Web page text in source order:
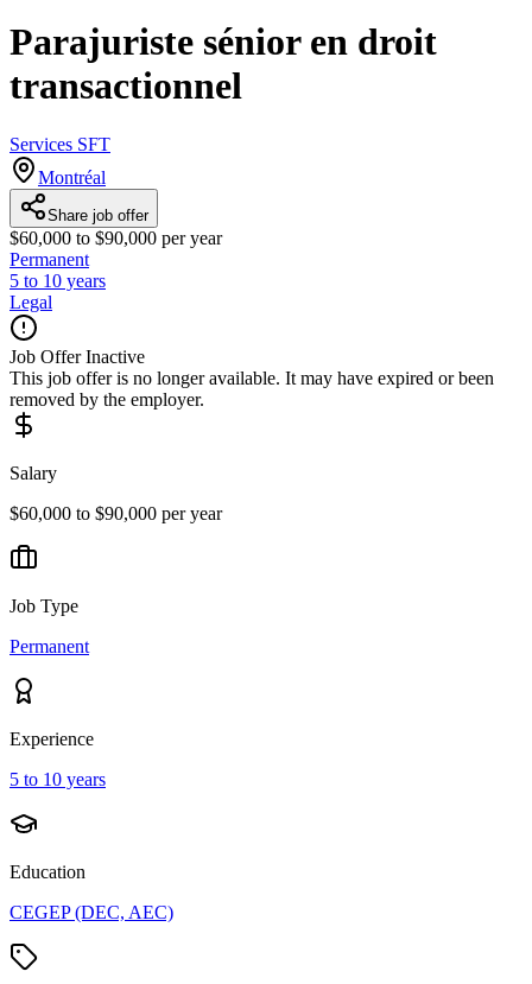
Parajuriste sénior en droit
transactionnel
Services SFT
Montréal
Share job offer
$60,000 to $90,000 per year
Permanent
5 to 10 years
Legal
Job Offer Inactive
This job offer is no longer available. It may have expired or been
removed by the employer.
Salary
$60,000 to $90,000 per year
Job Type
Permanent
Experience
5 to 10 years
Education
CEGEP (DEC, AEC)